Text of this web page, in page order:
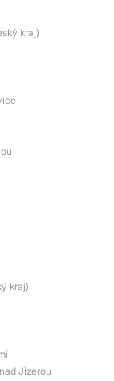
kraj)
kraj)
Jizerou